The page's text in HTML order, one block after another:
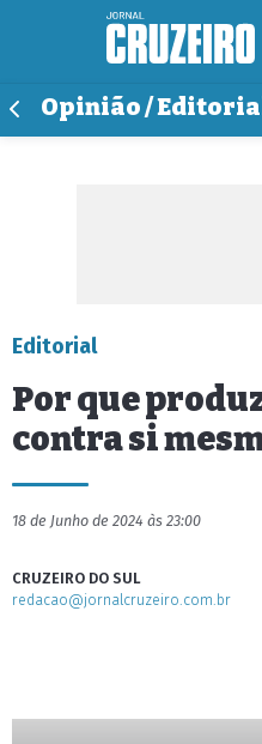
Opinião /
Editorial
Por que
contra si
18 de Junho de 2024 às 23:00
CRUZEIRO DO SUL
redacao@jornalcruzeiro.com.br